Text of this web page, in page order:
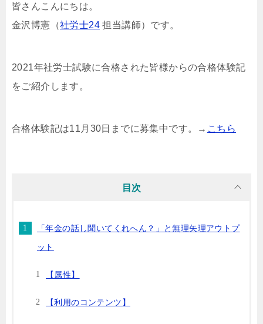
皆さんこんにちは。
金沢博憲（社労士24 担当講師）です。
2021年社労士試験に合格された皆様からの合格体験記
をご紹介します。
合格体験記は11月30日までに募集中です。→ こちら
目次
「年金の話し聞いてくれへん？」と無理矢理アウトプ
ット
【属性】
【利用のコンテンツ】